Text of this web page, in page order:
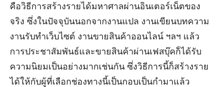
คือวิธีการสร้างรายได้มหาศาลผ่านอินเตอร์เน็ตของ
จริง ซึ่งในปัจจุบันนอกจากงานแปล งานเขียนบทความ
งานรับทำเว็บไซต์ งานขายสินค้าออนไลน์ ฯลฯ แล้ว
การประชาสัมพันธ์และขายสินค้าผ่านเฟสบุ๊คก็ได้รับ
ความนิยมเป็นอย่างมากเช่นกัน ซึ่งวิธีการนี้ก็สร้างราย
ได้ให้กับผู้ที่เลือกช่องทางนี้เป็นกอบเป็นกำมาแล้ว